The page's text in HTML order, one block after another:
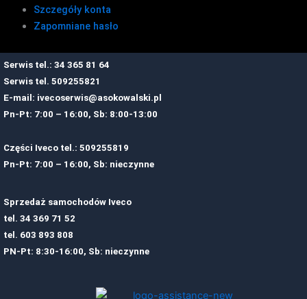
Szczegóły konta
Zapomniane hasło
Serwis tel.: 34 365 81 64
Serwis tel. 509255821
E-mail: ivecoserwis@asokowalski.pl
Pn-Pt: 7:00 – 16:00, Sb: 8:00-13:00
Części Iveco tel.: 509255819
Pn-Pt: 7:00 – 16:00, Sb: nieczynne
Sprzedaż samochodów Iveco
tel. 34 369 71 52
tel. 603 893 808
PN-Pt: 8:30-16:00, Sb: nieczynne